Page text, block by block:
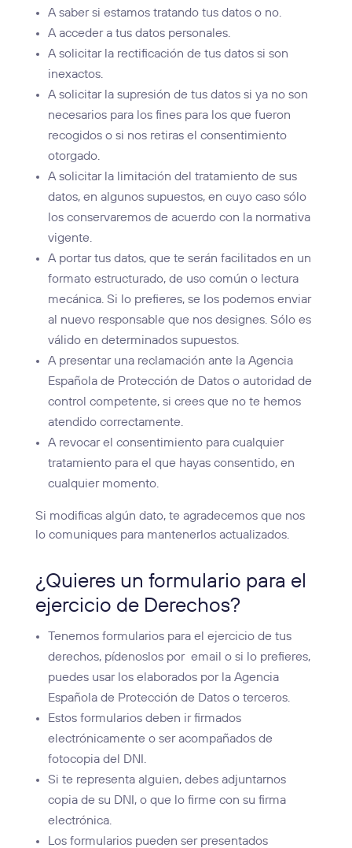
A saber si estamos tratando tus datos o no.
A acceder a tus datos personales.
A solicitar la rectificación de tus datos si son
inexactos.
A solicitar la supresión de tus datos si ya no son
necesarios para los fines para los que fueron
recogidos o si nos retiras el consentimiento
otorgado.
A solicitar la limitación del tratamiento de sus
datos, en algunos supuestos, en cuyo caso sólo
los conservaremos de acuerdo con la normativa
vigente.
A portar tus datos, que te serán facilitados en un
formato estructurado, de uso común o lectura
mecánica. Si lo prefieres, se los podemos enviar
al nuevo responsable que nos designes. Sólo es
válido en determinados supuestos.
A presentar una reclamación ante la Agencia
Española de Protección de Datos o autoridad de
control competente, si crees que no te hemos
atendido correctamente.
A revocar el consentimiento para cualquier
tratamiento para el que hayas consentido, en
cualquier momento.
Si modificas algún dato, te agradecemos que nos
lo comuniques para mantenerlos actualizados.
¿Quieres un formulario para el
ejercicio de Derechos?
Tenemos formularios para el ejercicio de tus
derechos, pídenoslos por email o si lo prefieres,
puedes usar los elaborados por la Agencia
Española de Protección de Datos o terceros.
Estos formularios deben ir firmados
electrónicamente o ser acompañados de
fotocopia del DNI.
Si te representa alguien, debes adjuntarnos
copia de su DNI, o que lo firme con su firma
electrónica.
Los formularios pueden ser presentados